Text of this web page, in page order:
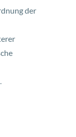
der